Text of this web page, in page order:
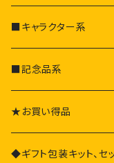
■キャラクター系
■記念品系
★お買い得品
◆ギフト包装キット、セ